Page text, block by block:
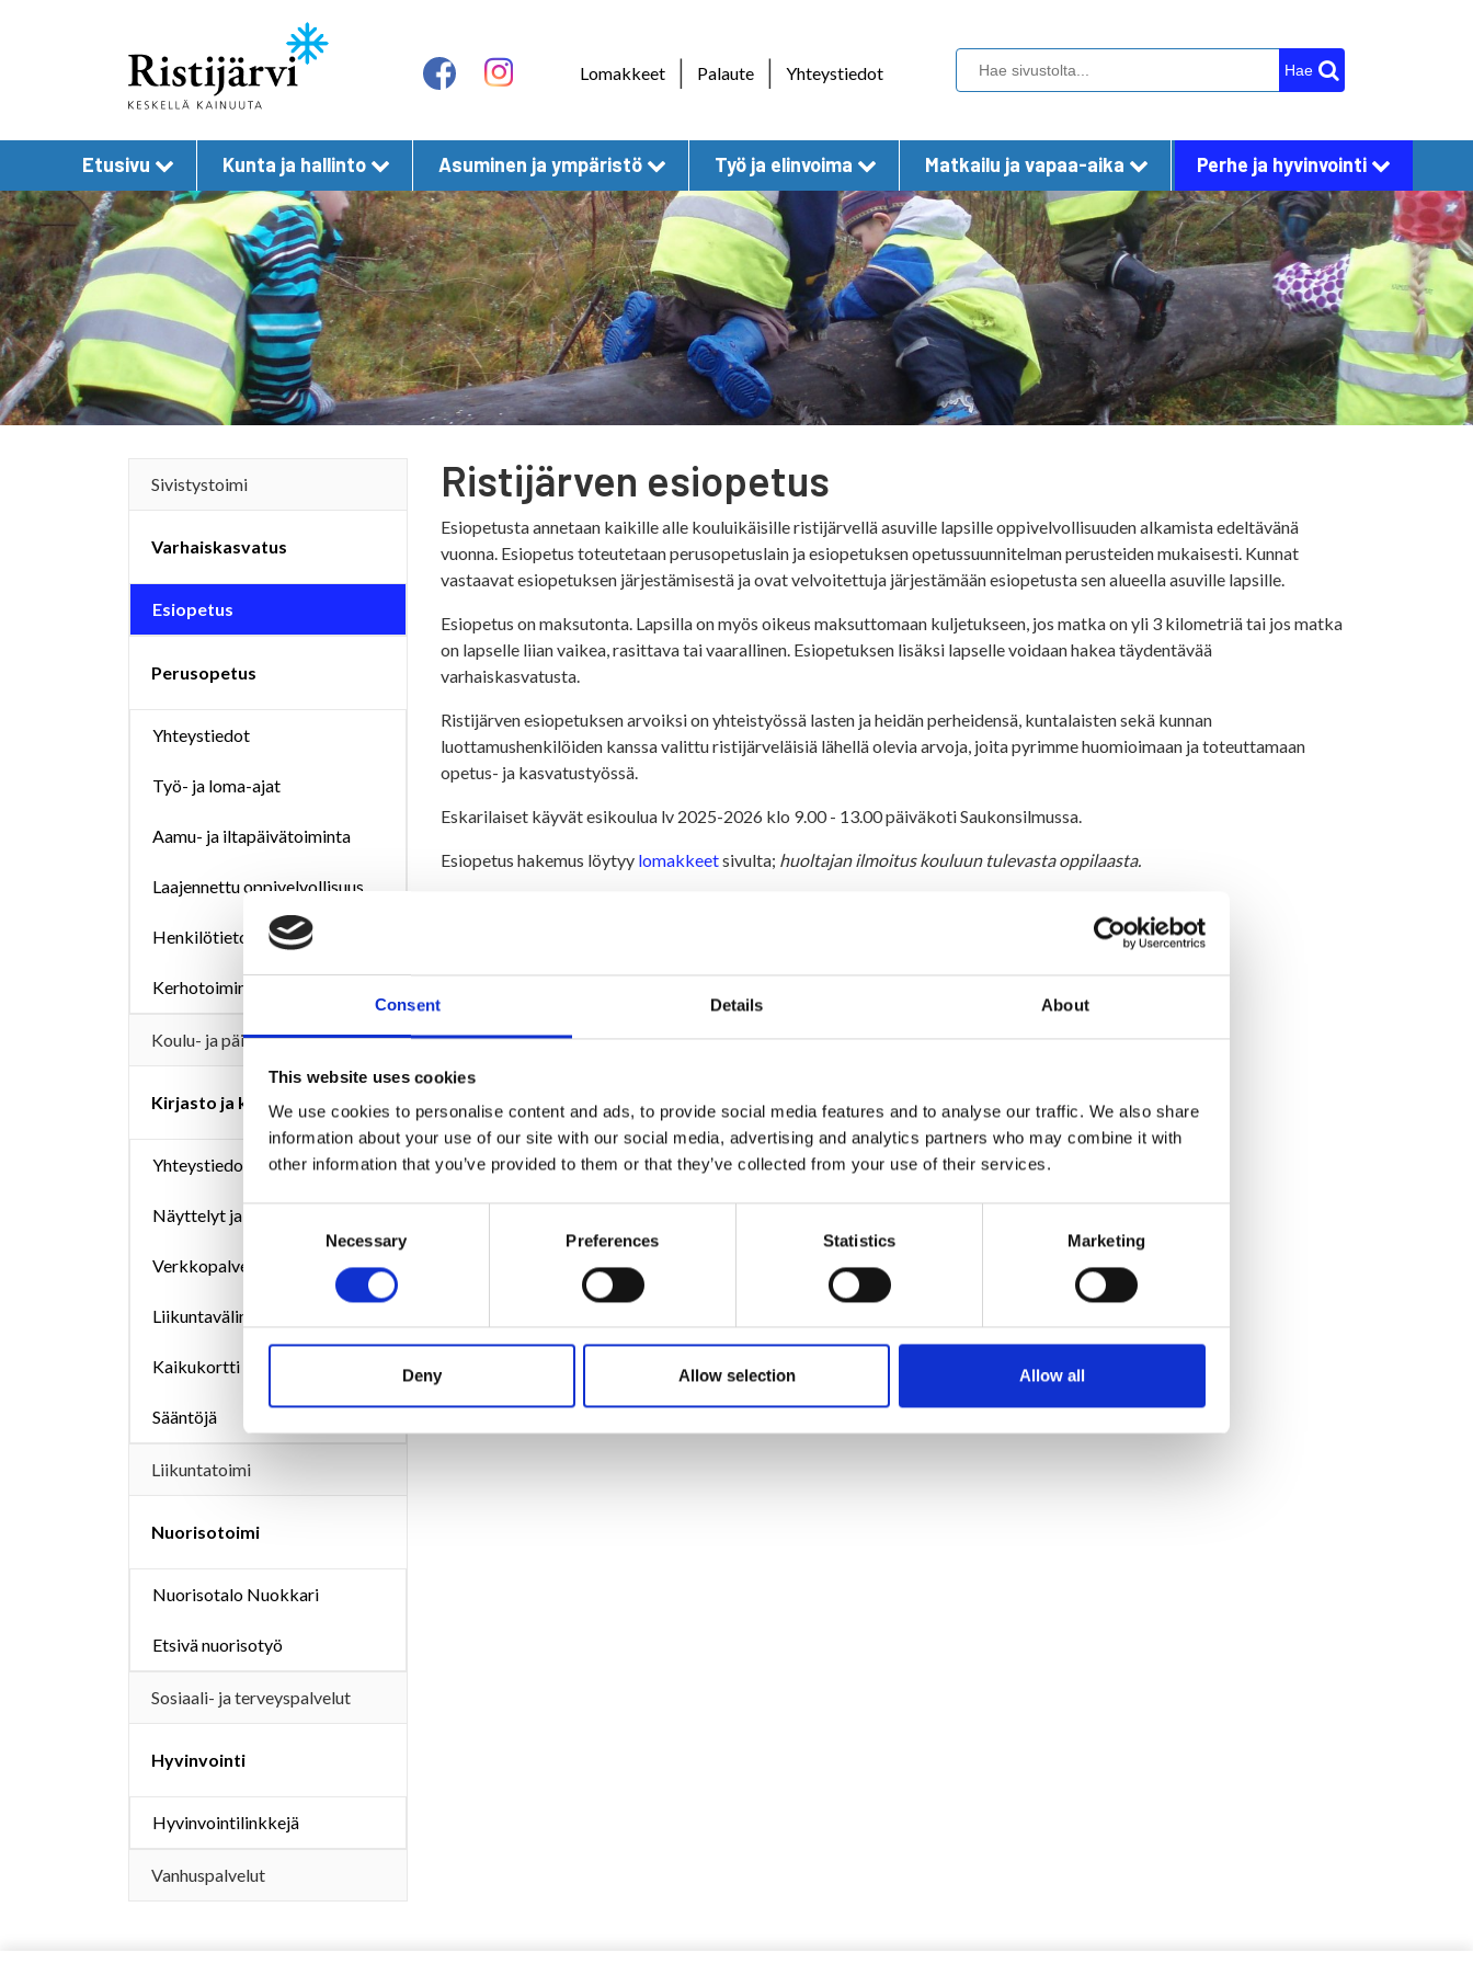
Consent Details About
This website uses cookies
We use cookies to personalise content and ads, to provide social media features and to analyse our traffic. We also share
information about your use of our site with our social media, advertising and analytics partners who may combine it with
other information that you’ve provided to them or that they’ve collected from your use of their services.
Necessary Preferences Statistics Marketing
Deny Allow selection Allow all
Lomakkeet | Palaute | Yhteystiedot Hae
Etusivu Kunta ja hallinto Asuminen ja ympäristö Työ ja elinvoima Matkailu ja vapaa-aika Perhe ja hyvinvointi
Sivistystoimi
Varhaiskasvatus
Esiopetus
Perusopetus
Yhteystiedot
Työ- ja loma-ajat
Aamu- ja iltapäivätoiminta
Laajennettu oppivelvollisuus
Henkilötietojen käsittely
Kerhotoiminta
Koulu- ja päiväkotiruokailut
Kirjasto ja kulttuuritoimi
Yhteystiedot ja aukioloajat
Näyttelyt ja tapahtumat
Verkkopalvelut
Liikuntavälinekassit
Kaikukortti
Sääntöjä
Liikuntatoimi
Nuorisotoimi
Nuorisotalo Nuokkari
Etsivä nuorisotyö
Sosiaali- ja terveyspalvelut
Hyvinvointi
Hyvinvointilinkkejä
Vanhuspalvelut
Ristijärven esiopetus
Esiopetusta annetaan kaikille alle kouluikäisille ristijärvellä asuville lapsille oppivelvollisuuden alkamista edeltävänä
vuonna. Esiopetus toteutetaan perusopetuslain ja esiopetuksen opetussuunnitelman perusteiden mukaisesti. Kunnat
vastaavat esiopetuksen järjestämisestä ja ovat velvoitettuja järjestämään esiopetusta sen alueella asuville lapsille.
Esiopetus on maksutonta. Lapsilla on myös oikeus maksuttomaan kuljetukseen, jos matka on yli 3 kilometriä tai jos matka
on lapselle liian vaikea, rasittava tai vaarallinen. Esiopetuksen lisäksi lapselle voidaan hakea täydentävää
varhaiskasvatusta.
Ristijärven esiopetuksen arvoiksi on yhteistyössä lasten ja heidän perheidensä, kuntalaisten sekä kunnan
luottamushenkilöiden kanssa valittu ristijärveläisiä lähellä olevia arvoja, joita pyrimme huomioimaan ja toteuttamaan
opetus- ja kasvatustyössä.
Eskarilaiset käyvät esikoulua lv 2025-2026 klo 9.00 - 13.00 päiväkoti Saukonsilmussa.
Esiopetus hakemus löytyy lomakkeetsivulta; huoltajan ilmoitus kouluun tulevasta oppilaasta.
vs.päiväkodin johtaja
044 7159 731
meeri.halonen@ristijarvi.fi